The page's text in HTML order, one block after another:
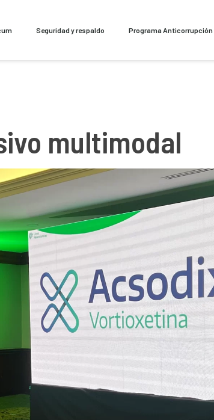
Seguridad y respaldo Programa Anticorrupción
multimodal